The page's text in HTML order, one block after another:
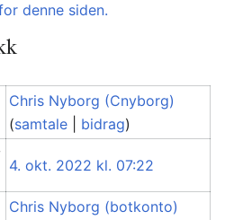
denne siden.
Chris Nyborg (Cnyborg)
(samtale bidrag)
4. okt. 2022 kl. 07:22
Chris Nyborg (botkonto)